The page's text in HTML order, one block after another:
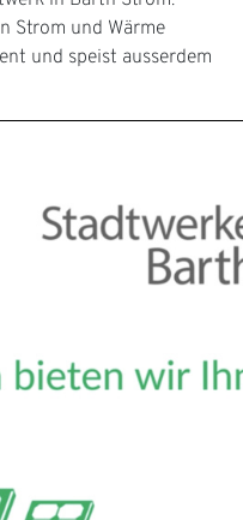
Strom und Wärme
und speist ausserdem